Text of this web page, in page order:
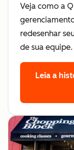
Veja como a
redesenhar
de sua equipe.
Leia a